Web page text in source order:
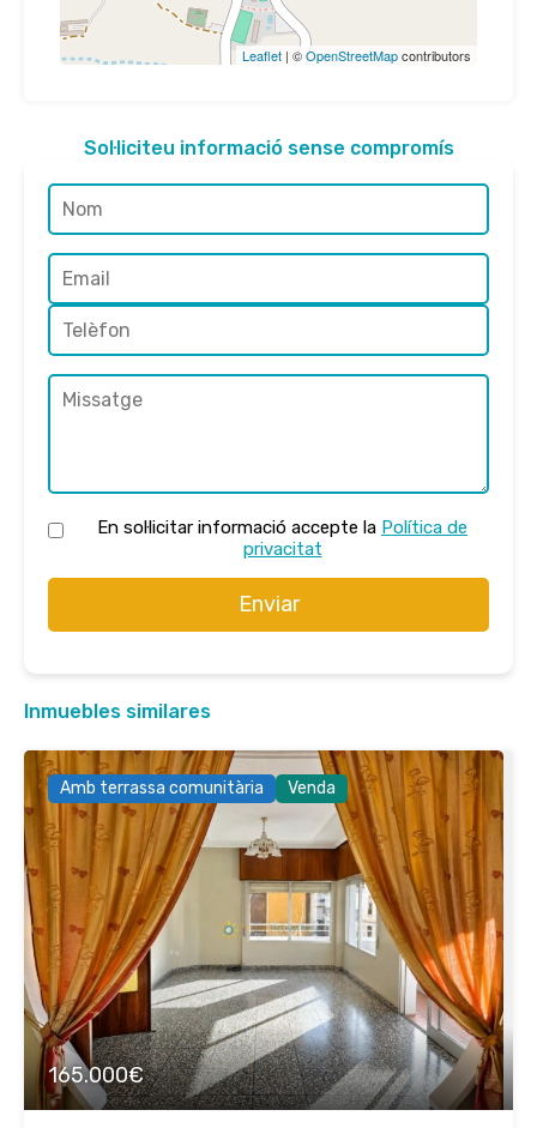
Leaflet | ©OpenStreetMapcontributors
Sol·liciteu informació sense compromís
En sol·licitar informació accepte la Política de
privacitat
Enviar
Inmuebles similares
Amb terrassa comunitària Venda
165.000€